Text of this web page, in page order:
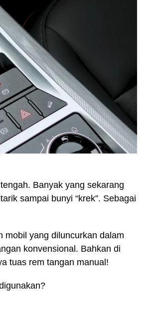
Banyak yang sekarang
sampai bunyi “krek”. Sebagai
mobil yang diluncurkan dalam
konvensional. Bahkan di
tuas rem tangan manual!